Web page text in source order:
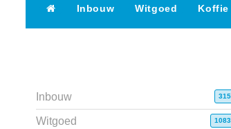
Inbouw Witgoed Koffie
Inbouw 315
Witgoed 1083